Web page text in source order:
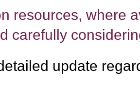
resources, where
carefully
update